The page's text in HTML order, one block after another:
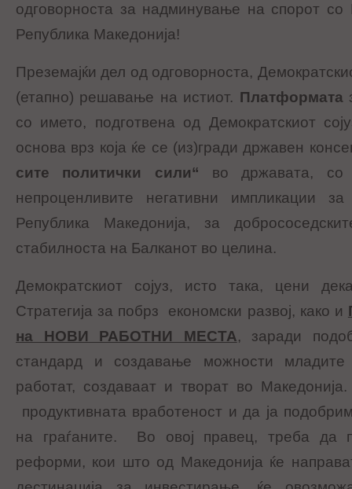
одговорноста за надминување на спорот
Република Македонија!
Преземајќи дел од одговорноста,
(етапно) решавање на истиот. Платформата
со името, подготвена од Демократскиот
основа врз која ќе се (из)гради државен
сите политички сили“ во државата,
непроценливите негативни импликации
Република Македонија, за
стабилноста на Балканот во целина.
Демократскиот сојуз, исто така, цени
Стратегија за побрз економски развој, како и
на НОВИ РАБОТНИ МЕСТА, заради
стандард и создавање можности
работат, создаваат и творат во
продуктивната вработеност и да ја
на граѓаните. Во овој правец, треба да
реформи, кои што од Македонија ќе